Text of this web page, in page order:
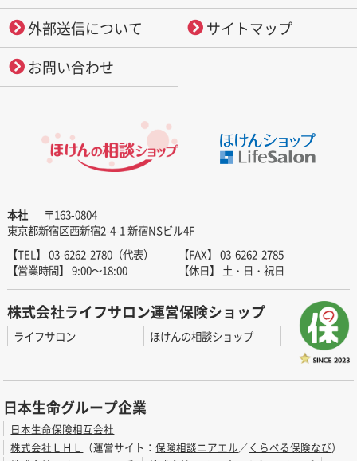
外部送信について
サイトマップ
お問い合わせ
本社
〒163-0804
東京都新宿区西新宿2-4-1 新宿NSビル4F
【TEL】 03-6262-2780（代表）
【FAX】 03-6262-2785
【営業時間】 9:00～18:00
【休日】 土・日・祝日
株式会社ライフサロン運営保険ショップ
ライフサロン ほけんの相談ショップ
日本生命グループ企業
日本生命保険相互会社
株式会社ＬＨＬ （運営サイト：保険相談ニアエル／くらべる保険なび）